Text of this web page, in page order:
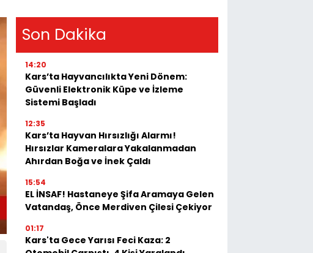
Son Dakika
14:20
Kars’ta Hayvancılıkta Yeni Dönem:
Güvenli Elektronik Küpe ve İzleme
Sistemi Başladı
12:35
Kars’ta Hayvan Hırsızlığı Alarmı!
Hırsızlar Kameralara Yakalanmadan
Ahırdan Boğa ve İnek Çaldı
15:54
EL İNSAF! Hastaneye Şifa Aramaya Gelen
Vatandaş, Önce Merdiven Çilesi Çekiyor
01:17
Kars'ta Gece Yarısı Feci Kaza: 2